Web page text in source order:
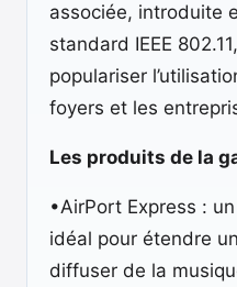
associée, introduite
standard IEEE
populariser
foyers et les
Les produits de la
•AirPort Express :
idéal pour étendre
diffuser de la